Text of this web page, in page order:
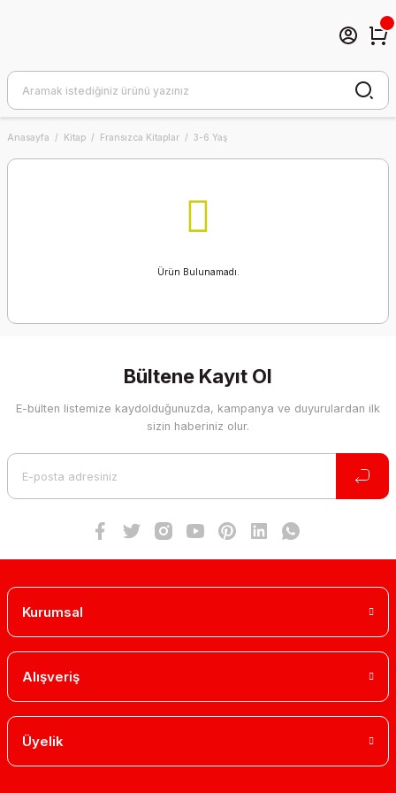
Anasayfa Kitap Fransızca Kitaplar 3-6 Yaş
Ürün Bulunamadı.
Bültene Kayıt Ol
E-bülten listemize kaydolduğunuzda, kampanya ve duyurulardan ilk
sizin haberiniz olur.
Kurumsal
Alışveriş
Üyelik